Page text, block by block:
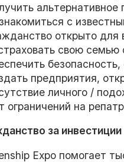
альтернативное
с
открыто для
свою семью
предприятия,
личного /
ограничений на
за инвестиции
Expo помогает